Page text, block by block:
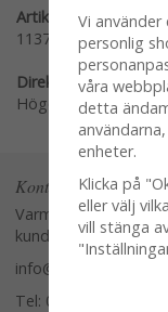
Artikelnummer:
1137
Direktlänk:
Högerklicka och
Kontakta oss
Varmt välkommen
kundtjänst.
info@glasverandan.se
Tel: 079-3495968
Vi
personlig
våra
detta
enheter.
Klicka på
eller välj
vill stänga